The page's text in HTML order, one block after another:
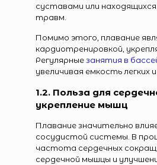
суставами или
травм.
Помимо этого, плавание
кардиотренировкой,
Регулярныезанятия в
увеличивая емкость легких
1.2. Польза для
укрепление мышц
Плавание значительно
сосудистой системы. В
частота сердечных
сердечной мышцы и